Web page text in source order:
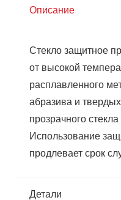
110*90
Описание
Стекло защитное
от высокой
расплавленного
абразива и
прозрачного
Использование
продлевает срок
Детали